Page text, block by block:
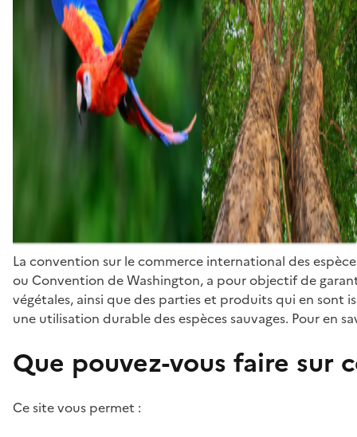
La convention sur le commerce international des
ou Convention de Washington, a pour objectif de
végétales, ainsi que des parties et produits qui en sont
une utilisation durable des espèces sauvages. Pour en
Que pouvez-vous faire sur
Ce site vous permet :